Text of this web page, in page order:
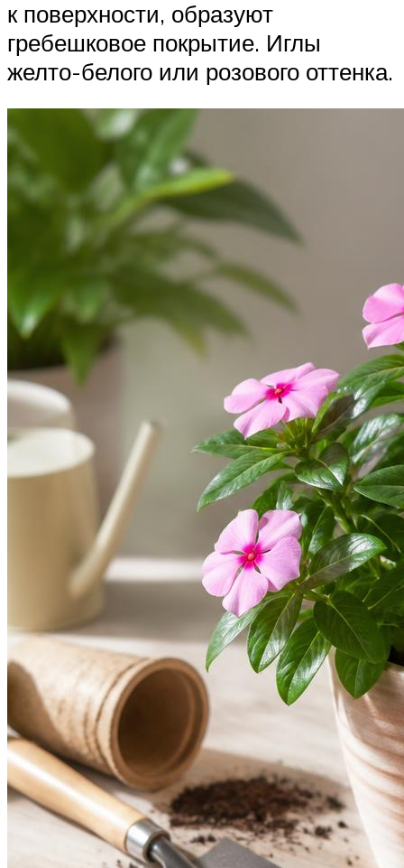
к поверхности, образуют
гребешковое покрытие. Иглы
желто-белого или розового оттенка.